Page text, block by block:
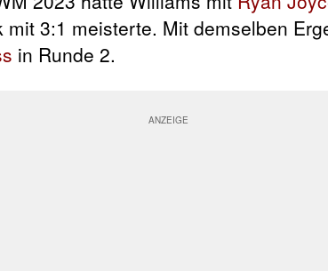
3:1 meisterte. Mit demselben
in Runde 2.